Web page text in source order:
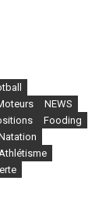
NEWS
Fooding